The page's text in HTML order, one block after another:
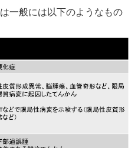
は一般には以下のようなもの